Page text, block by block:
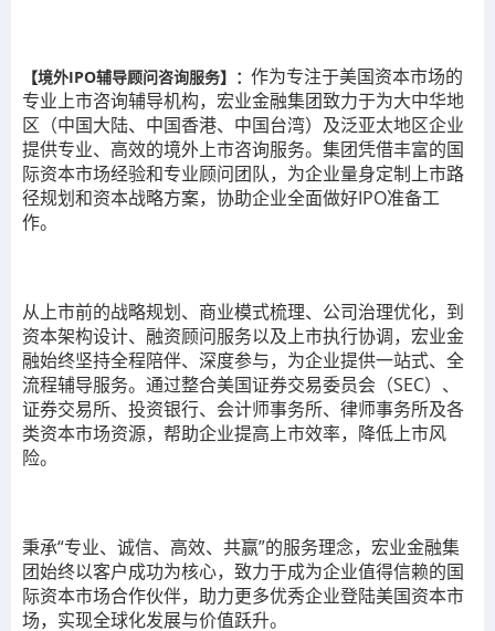
【境外IPO辅导顾问咨询服务】 ： 作为专注于美国资本市场的
专业上市咨询辅导机构，宏业金融集团致力于为大中华地
区（中国大陆、中国香港、中国台湾）及泛亚太地区企业
提供专业、高效的境外上市咨询服务。集团凭借丰富的国
际资本市场经验和专业顾问团队，为企业量身定制上市路
径规划和资本战略方案，协助企业全面做好IPO准备工
作。
从上市前的战略规划、商业模式梳理、公司治理优化，到
资本架构设计、融资顾问服务以及上市执行协调，宏业金
融始终坚持全程陪伴、深度参与，为企业提供一站式、全
流程辅导服务。通过整合美国证券交易委员会（SEC）、
证券交易所、投资银行、会计师事务所、律师事务所及各
类资本市场资源，帮助企业提高上市效率，降低上市风
险。
秉承“专业、诚信、高效、共赢”的服务理念，宏业金融集
团始终以客户成功为核心，致力于成为企业值得信赖的国
际资本市场合作伙伴，助力更多优秀企业登陆美国资本市
场，实现全球化发展与价值跃升。